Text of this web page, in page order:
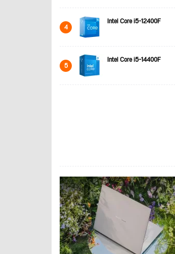
4 Intel Core i5-12400F
5 Intel Core i5-14400F